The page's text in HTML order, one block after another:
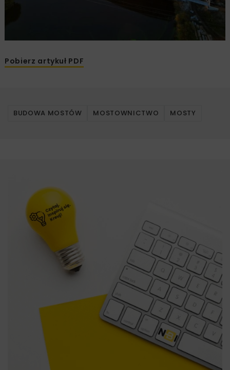
Pobierz artykuł PDF
BUDOWA MOSTÓW MOSTOWNICTWO MOSTY